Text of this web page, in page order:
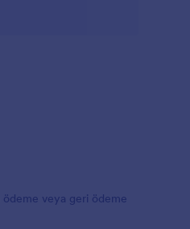
ödeme veya geri ödeme